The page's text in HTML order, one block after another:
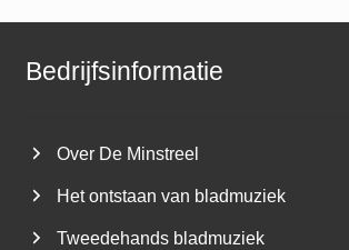
Bedrijfsinformatie
Over De Minstreel
Het ontstaan van bladmuziek
Tweedehands bladmuziek